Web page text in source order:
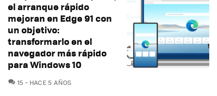
el arranque rápido
mejoran en Edge 91 con
un objetivo:
transformarlo en el
navegador más rápido
para Windows 10
15 COMENTARIOS
HACE 5 AÑOS